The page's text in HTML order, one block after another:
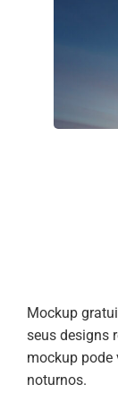
Mockup
seus designs
mockup pode
noturnos.